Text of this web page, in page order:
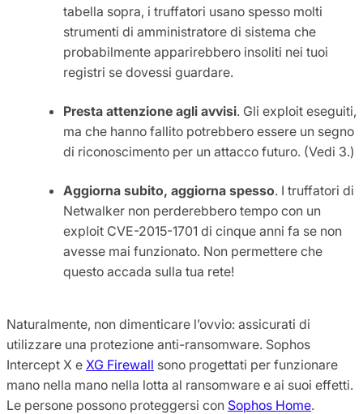
tabella sopra, i truffatori usano spesso molti
strumenti di amministratore di sistema che
probabilmente apparirebbero insoliti nei tuoi
registri se dovessi guardare.
Presta attenzione agli avvisi. Gli exploit eseguiti,
ma che hanno fallito potrebbero essere un segno
di riconoscimento per un attacco futuro. (Vedi 3.)
Aggiorna subito, aggiorna spesso. I truffatori di
Netwalker non perderebbero tempo con un
exploit CVE-2015-1701 di cinque anni fa se non
avesse mai funzionato. Non permettere che
questo accada sulla tua rete!
Naturalmente, non dimenticare l’ovvio: assicurati di
utilizzare una protezione anti-ransomware. Sophos
Intercept X e XG Firewall sono progettati per funzionare
mano nella mano nella lotta al ransomware e ai suoi effetti.
Le persone possono proteggersi con Sophos Home.